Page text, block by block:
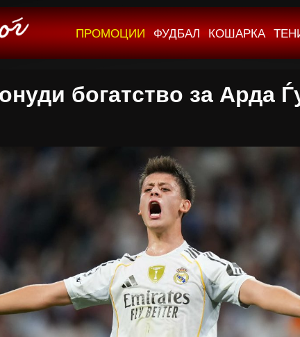
ПРОМОЦИИ ФУДБАЛ КОШАРКА
богатство за Арда